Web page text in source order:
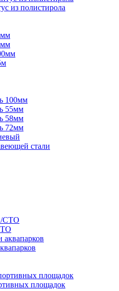
из полистирола
100мм
55мм
58мм
72мм
стали
площадок